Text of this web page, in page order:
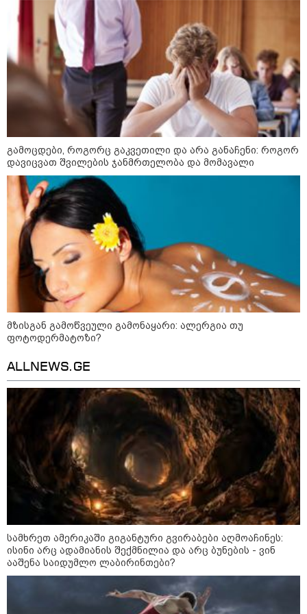
მიწოდება, რომ მასწავლებელი
სექსუალურად ავიწროებდა,
ფაქტობრივად, წაქეზება იყო" -
პროკურორი
კატეგორიის ყველა სიახლე
კატეგორიები
7
აგვისტო
პროგნოზი
ეს დღე გამოირჩევა სტაბილური და მშვიდი ენერგიით. კარგი
პერიოდია დაწყებული საქმეების ბოლომდე მოსაყვანად,
ფინანსური საკითხების გადასამოწმებლად და სამუშაო
სივრცის მოწესრიგებისთვის. თანმიმდევრული მოქმედება და
პრაქტიკული მიდგომა სასურველ შედეგს უდანაკარგოდ
აგვისტო აგარაკზე: ეს 5 საქმე
გამოცდები, როგორც გაკვეთილი და არა განაჩენი: როგორ
დავიცვათ შვილების ჯანმრთელობა და მომავალი
მზისგან გამოწვეული გამონაყარი: ალერგია თუ
ფოტოდერმატოზი?
ALLNEWS.GE
სამხრეთ ამერიკაში გიგანტური გვირაბები აღმოაჩინეს:
ისინი არც ადამიანის შექმნილია და არც ბუნების - ვინ
ააშენა საიდუმლო ლაბირინთები?